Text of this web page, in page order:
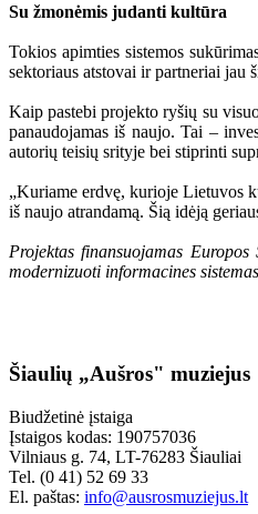
Su žmonėmis judanti kultūra
Tokios apimties sistemos
sektoriaus atstovai ir partneriai jau
Kaip pastebi projekto ryšių su
panaudojamas iš naujo. Tai –
autorių teisių srityje bei stiprinti
„Kuriame erdvę, kurioje Lietuvos
iš naujo atrandamą. Šią idėją
Projektas finansuojamas
modernizuoti informacines
Šiaulių „Aušros" muziejus
Biudžetinė įstaiga
Įstaigos kodas: 190757036
Vilniaus g. 74, LT-76283 Šiauliai
Tel. (0 41) 52 69 33
El. paštas: info@ausrosmuziejus.lt